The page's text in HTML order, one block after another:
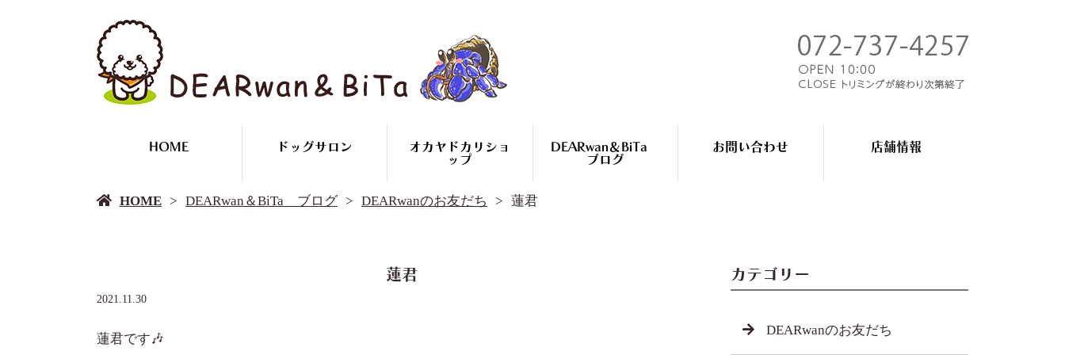
HOME ドッグサロン
オカヤドカリショ
ップ
DEARwan＆BiTa
ブログ
お問い合わせ 店舗情報
DEARwan＆BiTa ブログ
HOME DEARwan＆BiTa ブログ DEARwanのお友だち 蓮君
蓮君
2021.11.30
蓮君です🎶
カテゴリー
DEARwanのお友だち